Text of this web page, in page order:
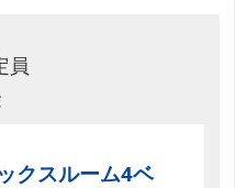
員
クスルーム4ベ